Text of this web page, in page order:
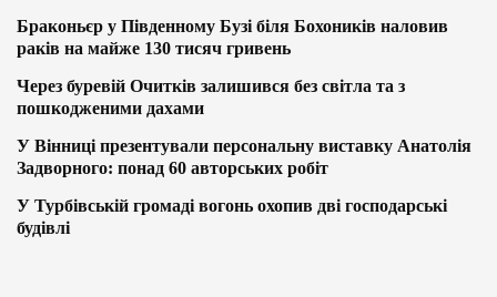
Браконьєр у Південному Бузі біля Бохоників наловив
раків на майже 130 тисяч гривень
Через буревій Очитків залишився без світла та з
пошкодженими дахами
У Вінниці презентували персональну виставку Анатолія
Задворного: понад 60 авторських робіт
У Турбівській громаді вогонь охопив дві господарські
будівлі